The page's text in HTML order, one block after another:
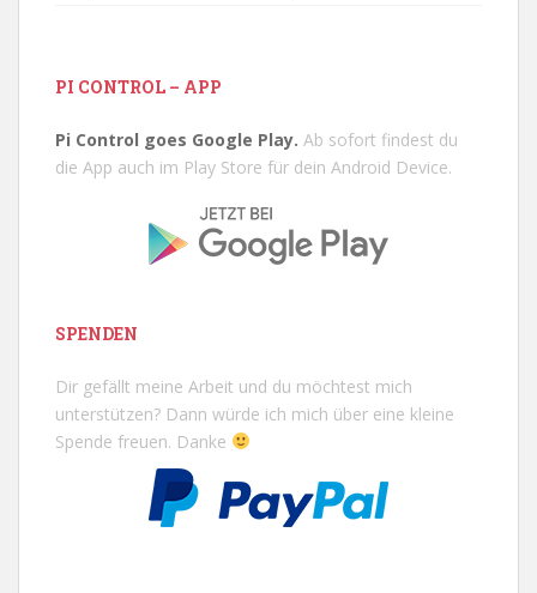
PI CONTROL – APP
Pi Control goes Google Play. Ab sofort findest du
die App auch im Play Store für dein Android Device.
SPENDEN
Dir gefällt meine Arbeit und du möchtest mich
unterstützen? Dann würde ich mich über eine kleine
Spende freuen. Danke